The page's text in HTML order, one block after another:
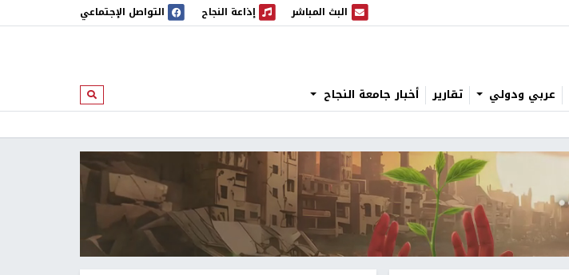
البث المباشر
البث المباشر إذاعة النجاح
إذاعة النجاح التواصل الإجتماعي
عربي ودولي تقارير أخبار جامعة النجاح ابحث